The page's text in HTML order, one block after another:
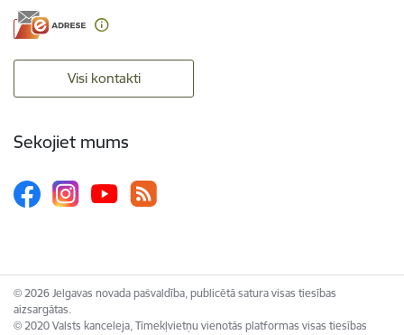
Visi kontakti
Sekojiet mums
© 2026 Jelgavas novada pašvaldība, publicētā satura visas tiesības
aizsargātas.
© 2020 Valsts kanceleja, Tīmekļvietņu vienotās platformas visas tiesības